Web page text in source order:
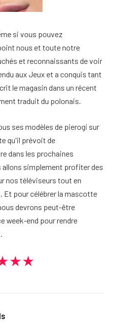
si vous pouvez
nous et toute notre
et reconnaissants de voir
aux Jeux et a conquis tant
le magasin dans un récent
traduit du polonais.
ses modèles de pierogi sur
qu'il prévoit de
dans les prochaines
simplement profiter des
nos téléviseurs tout en
Et pour célébrer la mascotte
devrons peut-être
week-end pour rendre